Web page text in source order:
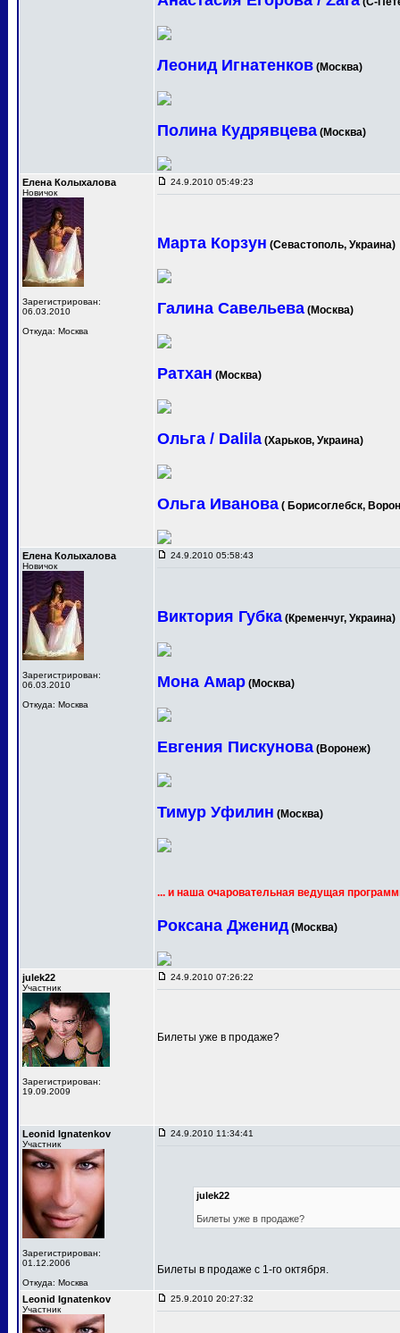
Леонид Игнатенков (Москва)
Полина Кудрявцева (Москва)
Елена Колыхалова
Новичок
Зарегистрирован:
06.03.2010
Откуда: Москва
24.9.2010 05:49:23
Марта Корзун (Севастополь, Украина)
Галина Савельева (Москва)
Ратхан (Москва)
Ольга / Dalila (Харьков, Украина)
Ольга Иванова ( Борисоглебск,
Елена Колыхалова
Новичок
Зарегистрирован:
06.03.2010
Откуда: Москва
24.9.2010 05:58:43
Виктория Губка (Кременчуг, Украина)
Мона Амар (Москва)
Евгения Пискунова (Воронеж)
Тимур Уфилин (Москва)
... и наша очаровательная ведущая
Роксана Дженид (Москва)
julek22
Участник
Зарегистрирован:
19.09.2009
24.9.2010 07:26:22
Билеты уже в продаже?
Leonid Ignatenkov
Участник
Зарегистрирован:
01.12.2006
Откуда: Москва
24.9.2010 11:34:41
julek22
Билеты уже в продаже?
Билеты в продаже с 1-го октября.
Leonid Ignatenkov
Участник
25.9.2010 20:27:32